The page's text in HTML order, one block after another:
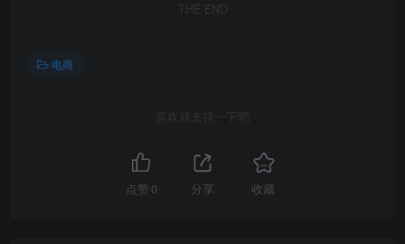
THE END
电商
喜欢就支持一下吧
点赞 0 分享 收藏